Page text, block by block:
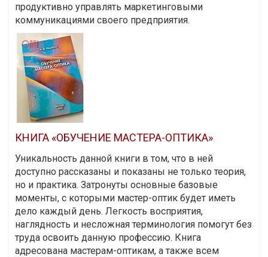
продуктивно управлять маркетинговыми
коммуникациями своего предприятия.
КНИГА «ОБУЧЕНИЕ МАСТЕРА-ОПТИКА»
Уникальность данной книги в том, что в ней
доступно рассказаны и показаны не только теория,
но и практика. Затронуты основные базовые
моменты, с которыми мастер-оптик будет иметь
дело каждый день. Легкость восприятия,
наглядность и несложная терминология помогут без
труда освоить данную профессию. Книга
адресована мастерам-оптикам, а также всем